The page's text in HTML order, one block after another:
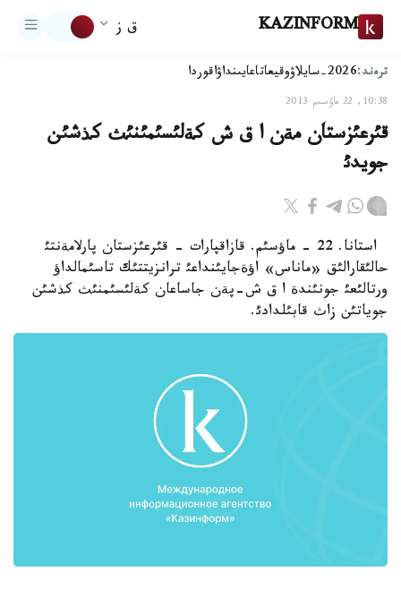
KAZINFORM ق ز
ترەند:2026-سايلاۋ وقيعاتاعايىنداۋاقوردا
10:38, 22 ماۋسىم 2013
قئرعئزستان مةن ا ق ش كةلئسئمئنئث كذشئن
جويدئ
استانا. 22 - ماؤسئم. قازاقپارات - قئرعئزستان پارلامةنتئ
حالئقارالئق «ماناس» اؤةجايئنداعئ ترانزيتتئك تاسئمالداؤ
ورتالئعئ جونئندة ا ق ش-پةن جاساعان كةلئسئمنئث كذشئن
جوياتئن زاث قابئلدادئ.